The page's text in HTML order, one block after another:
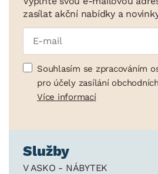
zasílat akční nabídky a
Souhlasím se zpracováním
pro účely zasílání
Více informací
Služby
V ASKO - NÁBYTEK